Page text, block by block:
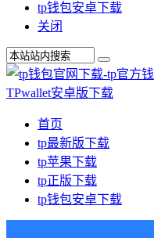
tp钱包安卓下载
关闭
首页
tp最新版下载
tp苹果下载
tp正版下载
tp钱包安卓下载